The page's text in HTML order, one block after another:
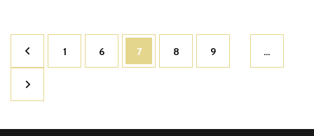
Nawigacja
po
wpisach
Strona
1 …
Strona
6 Strona
7 Strona
8 Strona
9